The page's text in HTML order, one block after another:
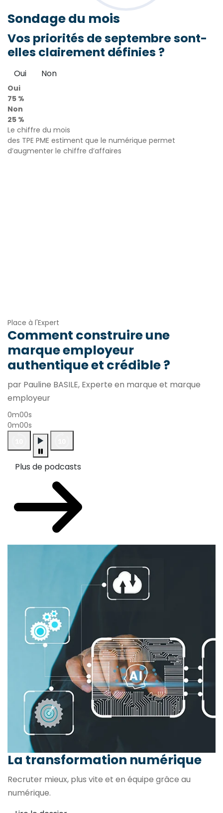
Sondagedu mois
Vos priorités de septembre sont-
elles clairement définies ?
Oui Non
Oui
75 %
Non
25 %
Le chiffre du mois
des TPE PME estiment que le numérique permet
d’augmenter le chiffre d’affaires
Place à l'Expert
Comment construire une
marque employeur
authentique et crédible ?
par Pauline BASILE, Experte en marque et marque
employeur
0m00s
0m00s
Plus de podcasts
La transformation numérique
Recruter mieux, plus vite et en équipe grâce au
numérique.